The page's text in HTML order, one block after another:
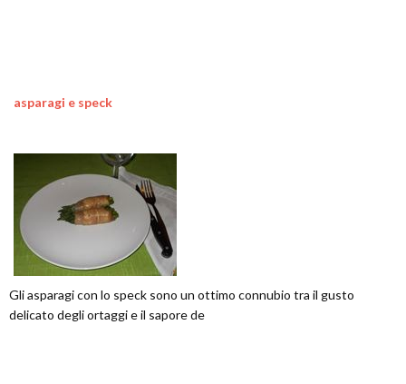
asparagi e speck
Gli asparagi con lo speck sono un ottimo connubio tra il gusto
delicato degli ortaggi e il sapore de